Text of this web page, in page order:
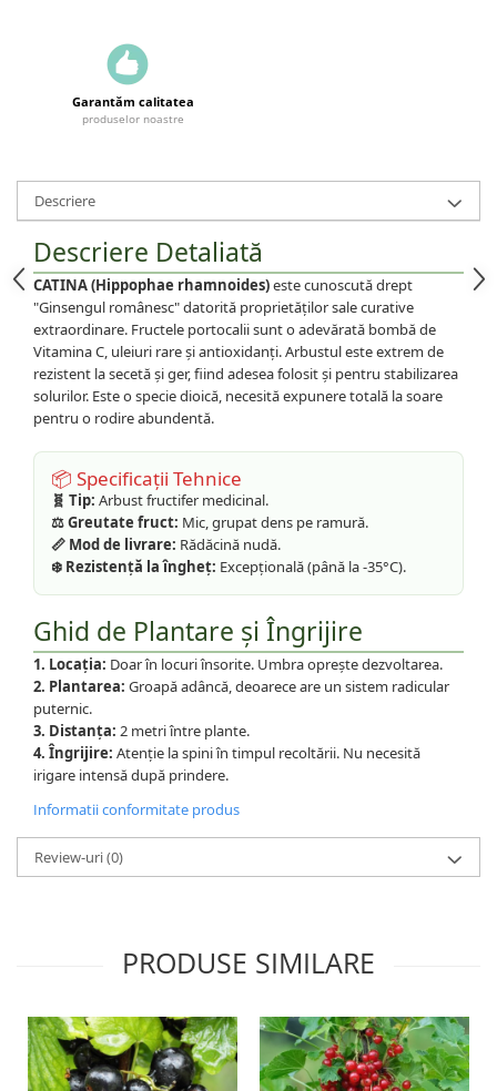
Garantăm calitatea
produselor noastre
Descriere
Descriere Detaliată
CATINA (Hippophae rhamnoides)este cunoscută drept
"Ginsengul românesc" datorită proprietăților sale curative
extraordinare. Fructele portocalii sunt o adevărată bombă de
Vitamina C, uleiuri rare și antioxidanți. Arbustul este extrem de
rezistent la secetă și ger, fiind adesea folosit și pentru stabilizarea
solurilor. Este o specie dioică, necesită expunere totală la soare
pentru o rodire abundentă.
📦 Specificații Tehnice
🧬 Tip: Arbust fructifer medicinal.
⚖️ Greutate fruct: Mic, grupat dens pe ramură.
📏 Mod de livrare: Rădăcină nudă.
❄️ Rezistență la îngheț: Excepțională (până la -35°C).
Ghid de Plantare și Îngrijire
1. Locația: Doar în locuri însorite. Umbra oprește dezvoltarea.
2. Plantarea: Groapă adâncă, deoarece are un sistem radicular
puternic.
3. Distanța: 2 metri între plante.
4. Îngrijire: Atenție la spini în timpul recoltării. Nu necesită
irigare intensă după prindere.
Informatii conformitate produs
Review-uri(0)
PRODUSE SIMILARE